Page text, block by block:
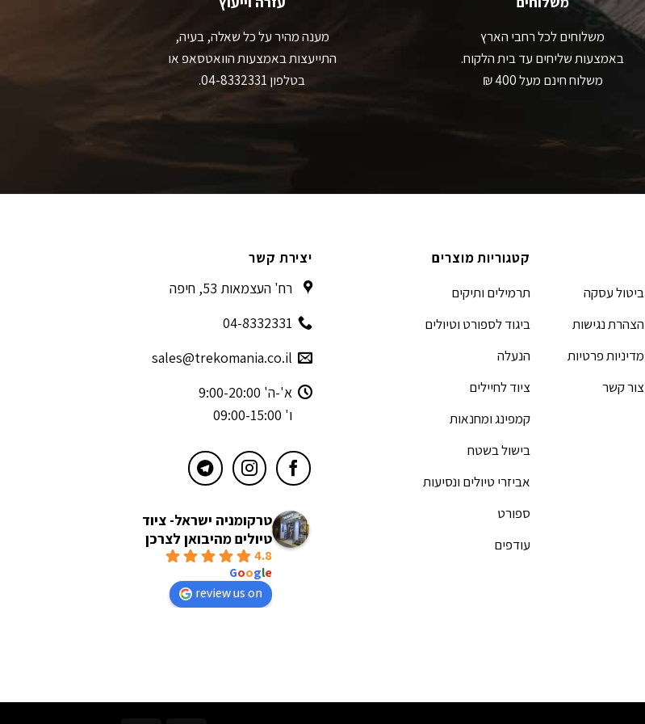
משלוחים לכל רחבי הארץ
באמצעות שליחים עד בית הלקוח.
משלוח חינם מעל 400 ₪
מענה מהיר על כל שאלה, בעיה,
התייעצות באמצעות הוואטסאפ או
בטלפון 04-8332331.
ביטול עסקה
הצהרת נגישות
מדיניות פרטיות
צור קשר
קטגוריות מוצרים
תרמילים ותיקים
ביגוד לספורט וטיולים
הנעלה
ציוד לחיילים
קמפינג ומחנאות
בישול בשטח
אביזרי טיולים ונסיעות
ספורט
עודפים
יצירת קשר
רח' העצמאות 53, חיפה
04-8332331
sales@trekomania.co.il
א'-ה' 9:00-20:00
ו' 09:00-15:00
טרקומניה ישראל- ציוד
טיולים מהיבואן לצרכן
4.8
Google
review us on